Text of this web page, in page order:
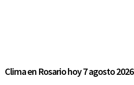
Clima en Rosario hoy 7 agosto 2026